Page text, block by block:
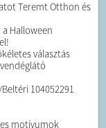
Teremt Otthon és
Halloween
választás
104052291
motívumok